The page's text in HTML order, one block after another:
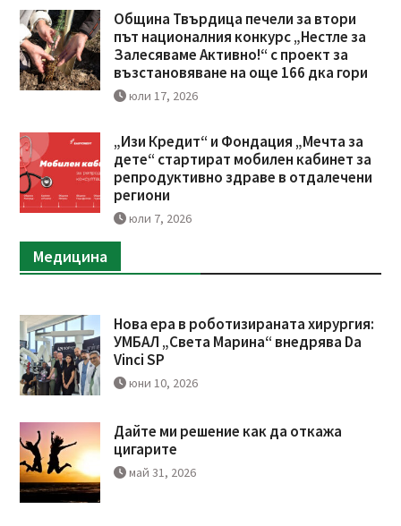
Община Твърдица печели за втори
път националния конкурс „Нестле за
Залесяваме Активно!“ с проект за
възстановяване на още 166 дка гори
юли 17, 2026
„Изи Кредит“ и Фондация „Мечта за
дете“ стартират мобилен кабинет за
репродуктивно здраве в отдалечени
региони
юли 7, 2026
Медицина
Нова ера в роботизираната хирургия:
УМБАЛ „Света Марина“ внедрява Da
Vinci SP
юни 10, 2026
Дайте ми решение как да откажа
цигарите
май 31, 2026